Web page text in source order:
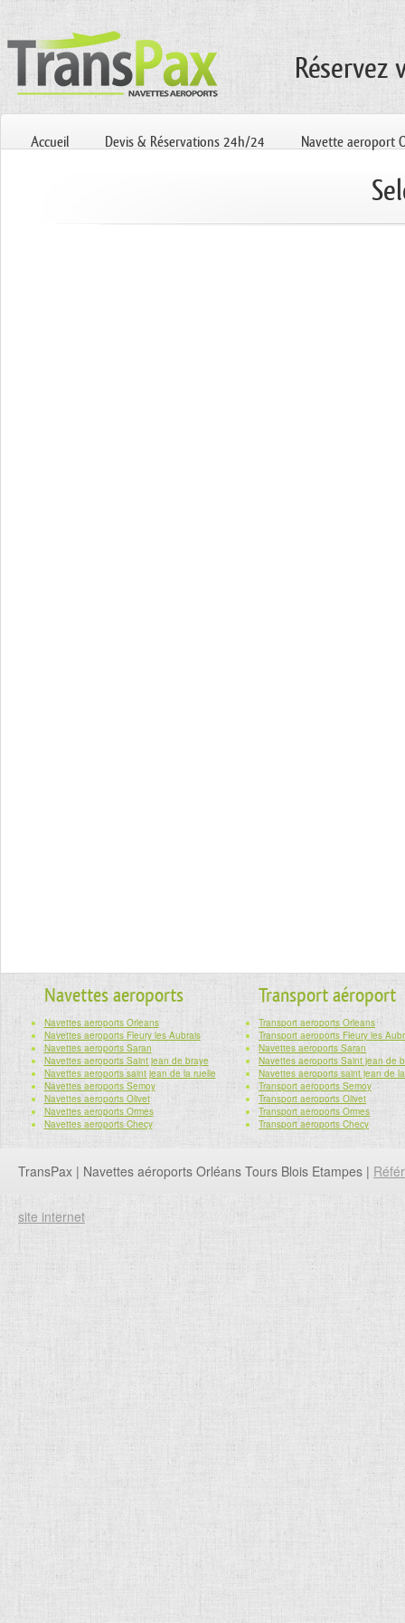
Accueil Devis & Réservations 24h/24 Navette aeroport
Navettes aeroports
Navettes aeroports Orleans
Navettes aeroports Fleury les Aubrais
Navettes aeroports Saran
Navettes aeroports Saint jean de braye
Navettes aeroports saint jean de la ruelle
Navettes aeroports Semoy
Navettes aeroports Olivet
Navettes aeroports Ormes
Navettes aeroports Checy
Transport aéroport
Transport aeroports Orleans
Transport aeroports Fleury les
Navettes aeroports Saran
Navettes aeroports Saint jean de
Navettes aeroports saint jean de
Transport aeroports Semoy
Transport aeroports Olivet
Transport aeroports Ormes
Transport aeroports Checy
TransPax | Navettes aéroports Orléans Tours Blois Etampes |
site internet